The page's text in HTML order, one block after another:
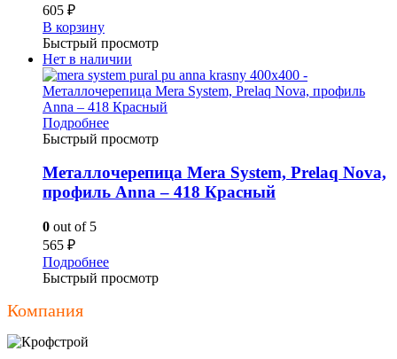
605 ₽
В корзину
Быстрый просмотр
Нет в наличии
Подробнее
Быстрый просмотр
Металлочерепица Mera System, Prelaq Nova,
профиль Anna – 418 Красный
0 out of 5
565 ₽
Подробнее
Быстрый просмотр
Компания